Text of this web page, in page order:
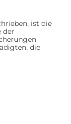
ist die
der
die